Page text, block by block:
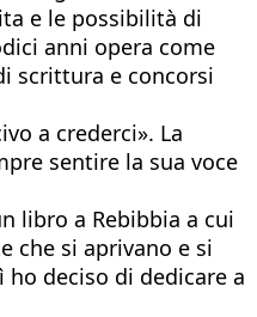
e le possibilità di
anni opera come
scrittura e concorsi
a crederci». La
sentire la sua voce
libro a Rebibbia a cui
che si aprivano e si
deciso di dedicare a